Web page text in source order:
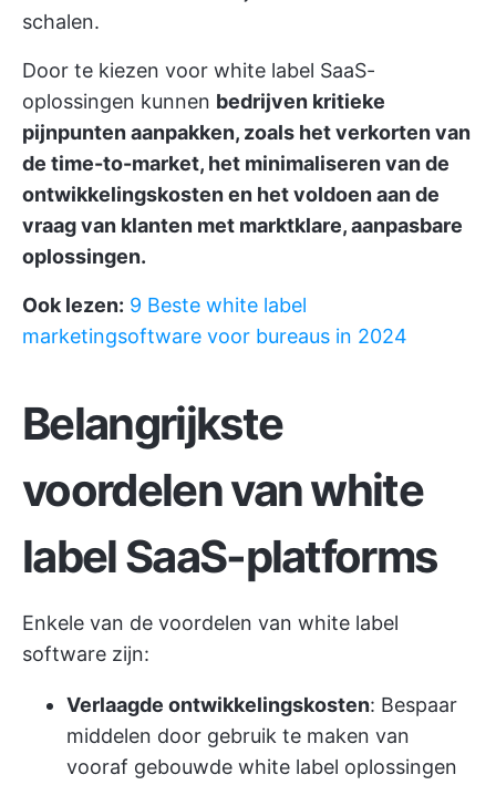
schalen.
Door te kiezen voor white label SaaS-
oplossingen kunnen bedrijven kritieke
pijnpunten aanpakken, zoals het verkorten van
de time-to-market, het minimaliseren van de
ontwikkelingskosten en het voldoen aan de
vraag van klanten met marktklare, aanpasbare
oplossingen.
Ook lezen: 9 Beste white label
marketingsoftware voor bureaus in 2024
Belangrijkste
voordelen van white
label SaaS-platforms
Enkele van de voordelen van white label
software zijn:
Verlaagde ontwikkelingskosten: Bespaar
middelen door gebruik te maken van
vooraf gebouwde white label oplossingen